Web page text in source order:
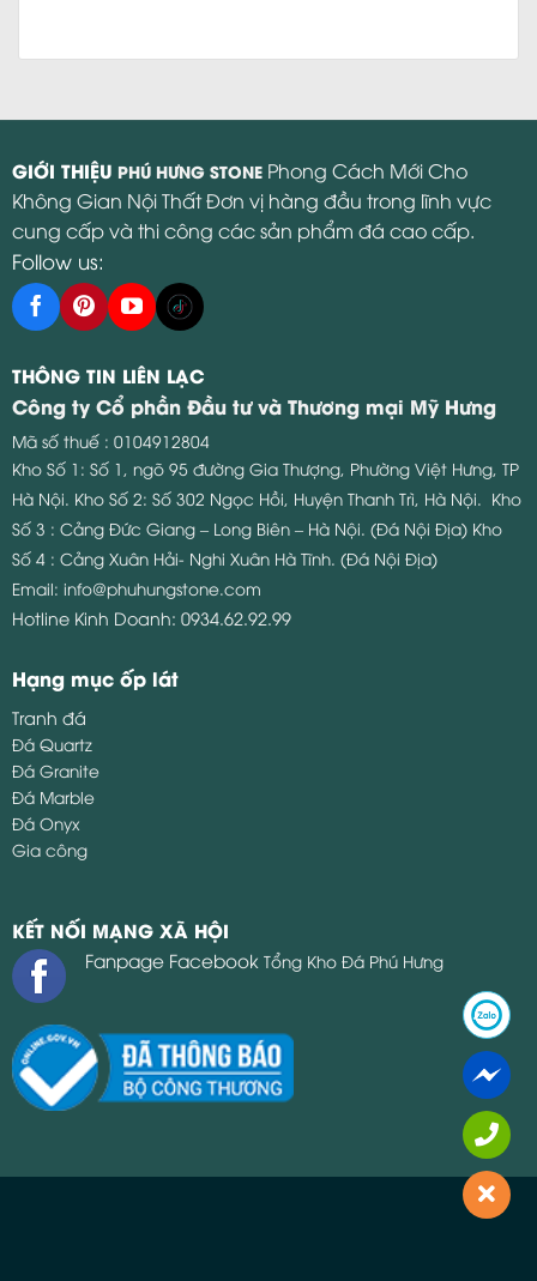
Follow us:
THÔNG TIN LIÊN LẠC
Công ty Cổ phần Đầu tư và Thương mại Mỹ Hưng
Kho Số 1: Số 1, ngõ 95 đường Gia Thượng, Phường Việt Hưng, TP
Hà Nội. Kho Số 2: Số 302 Ngọc Hồi, Huyện Thanh Trì, Hà Nội. Kho
Số 3 : Cảng Đức Giang – Long Biên – Hà Nội. (Đá Nội Địa)
Số 4 : Cảng Xuân Hải- Nghi Xuân Hà Tĩnh. (Đá Nội Địa)
Email:info@phuhungstone.com
Hotline Kinh Doanh:
0934.62.92.99
Hạng mục ốp lát
Tranh đá
Đá Granite
Đá Marble
Đá Onyx
Gia công
KẾT NỐI MẠNG XÃ HỘI
Fanpage Facebook